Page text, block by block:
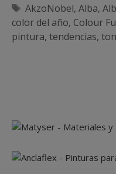
Etiquetas
AkzoNobel, Alba,
color del año, Colour
pintura, tendencias,